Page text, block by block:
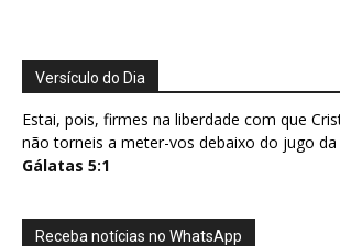
Versículo do Dia
Estai, pois, firmes na liberdade com que
não torneis a meter-vos debaixo do jugo da
Gálatas 5:1
Receba notícias no WhatsApp